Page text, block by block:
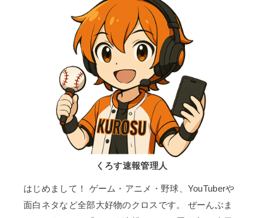
くろす速報管理人
はじめまして！ ゲーム・アニメ・野球、YouTuberや
面白ネタなど全部大好物のクロスです。 ぜーんぶま